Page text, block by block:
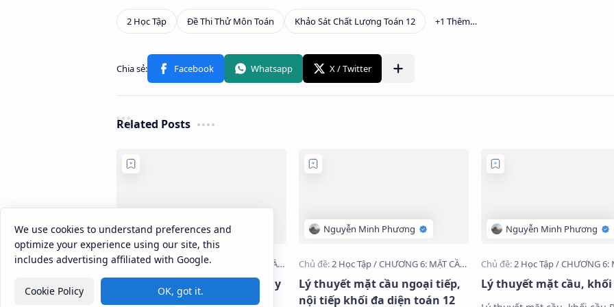
Related Posts
Ôn tập chương mặt tròn xoay
Lý thuyết mặt cầu ngoại tiếp,
nội tiếp khối đa diện toán 12
Lý thuyết mặt cầu, khối
We use cookies to understand preferences and
optimize your experience using our site, this
includes advertising affiliated with Google.
Cookie Policy OK, got it.